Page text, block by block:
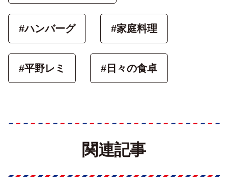
#ハンバーグ #家庭料理
#平野レミ #日々の食卓
関連記事